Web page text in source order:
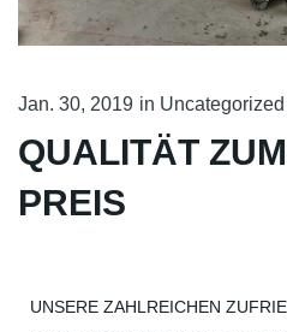
Jan. 30, 2019 in Uncategorized
QUALITÄT
PREIS
UNSERE ZAHLREICHEN